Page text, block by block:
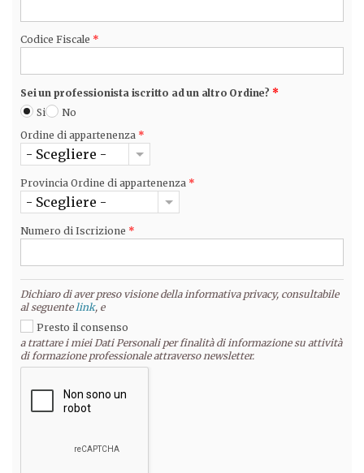
Codice Fiscale *
Sei un professionista iscritto ad un altro Ordine? *
Si
No
Ordine di appartenenza *
- Scegliere -
Provincia Ordine di appartenenza *
- Scegliere -
Numero di Iscrizione *
Dichiaro di aver preso visione della informativa privacy, consultabile
al seguentelink, e
Presto il consenso
a trattare i miei Dati Personali per finalità di informazione su attività
di formazione professionale attraverso newsletter.